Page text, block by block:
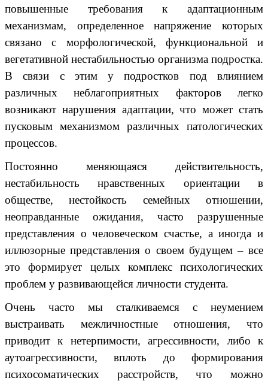
повышенные требования к адаптационным
механизмам, определенное напряжение которых
связано с морфологической, функциональной и
вегетативной нестабильностью организма подростка.
В связи с этим у подростков под влиянием
различных неблагоприятных факторов легко
возникают нарушения адаптации, что может стать
пусковым механизмом различных патологических
процессов.
Постоянно меняющаяся действительность,
нестабильность нравственных ориентации в
обществе, нестойкость семейных отношении,
неоправданные ожидания, часто разрушенные
представления о человеческом счастье, а иногда и
иллюзорные представления о своем будущем – все
это формирует целых комплекс психологических
проблем у развивающейся личности студента.
Очень часто мы сталкиваемся с неумением
выстраивать межличностные отношения, что
приводит к нетерпимости, агрессивности, либо к
аутоагрессивности, вплоть до формирования
психосоматических расстройств, что можно